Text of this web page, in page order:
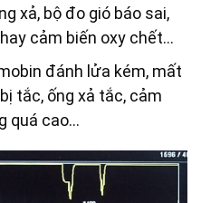
xả, bộ đo gió báo sai,
cảm biến oxy chết…
đánh lửa kém, mất
tắc, ống xả tắc, cảm
quá cao…